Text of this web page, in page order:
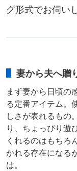
グ形式でお伺い
妻から夫へ贈
まず妻から日頃の
る定番アイテム。
しさが表れるもの
り、ちょっぴり遊
くれるのはもちろ
かれる存在になる
は。